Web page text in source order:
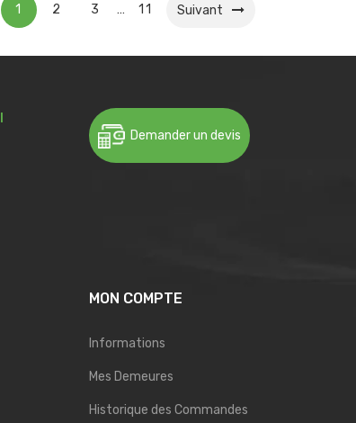
1 2 3 … 11 Suivant
Demander un devis
MON COMPTE
Informations
Mes Demeures
Historique des Commandes